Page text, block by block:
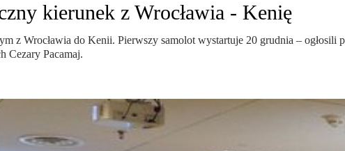
kierunek z Wrocławia - Kenię
z Wrocławia do Kenii. Pierwszy samolot wystartuje 20 grudnia – ogłosili
Cezary Pacamaj.